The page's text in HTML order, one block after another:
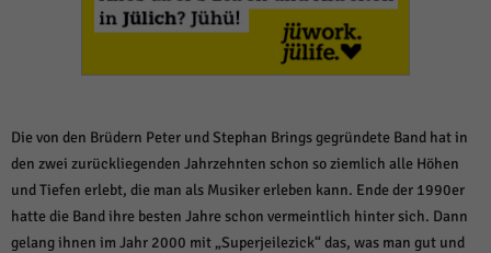
Die von den Brüdern Peter und Stephan Brings gegründete Band hat in
den zwei zurückliegenden Jahrzehnten schon so ziemlich alle Höhen
und Tiefen erlebt, die man als Musiker erleben kann. Ende der 1990er
hatte die Band ihre besten Jahre schon vermeintlich hinter sich. Dann
gelang ihnen im Jahr 2000 mit „Superjeilezick“ das, was man gut und
Speichern und weiter
Datenschutzeinstellungen
Essenziell (1)
Essenzielle Cookies ermöglichen grundlegende Funktionen und sind für die
einwandfreie Funktion der Website erforderlich.
Cookie-Informationen anzeigen